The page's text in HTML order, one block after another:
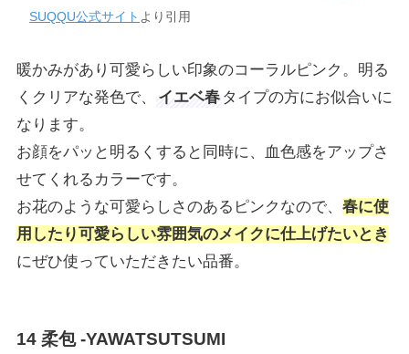
SUQQU公式サイト より引用
暖かみがあり可愛らしい印象のコーラルピンク。明る
くクリアな発色で、
イエベ春 タイプの方にお似合いに
なります。
お顔をパッと明るくすると同時に、血色感をアップさ
せてくれるカラーです。
お花のような可愛らしさのあるピンクなので、 春に使
用したり可愛らしい雰囲気のメイクに仕上げたいとき
にぜひ使っていただきたい品番。
14 柔包 -YAWATSUTSUMI